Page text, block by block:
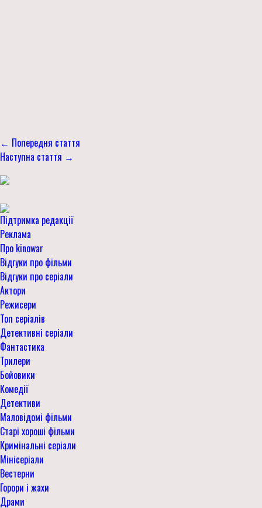
← Попередня стаття
Наступна стаття →
Підтримка редакції
Реклама
Про kinowar
Відгуки про фільми
Відгуки про серіали
Актори
Режисери
Топ серіалів
Детективні серіали
Фантастика
Трилери
Бойовики
Комедії
Детективи
Маловідомі фільми
Старі хороші фільми
Кримінальні серіали
Мінісеріали
Вестерни
Горори і жахи
Драми